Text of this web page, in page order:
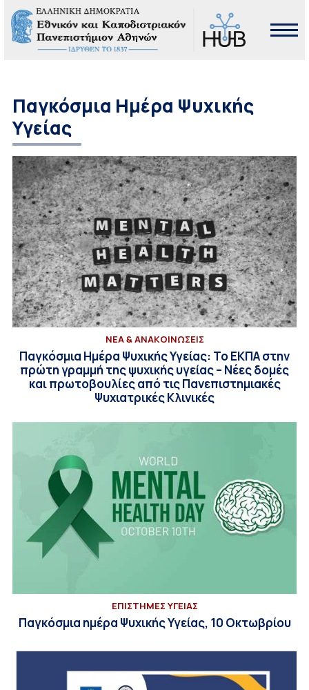
Παγκόσμια Ημέρα Ψυχικής
Υγείας
ΝΕΑ & ΑΝΑΚΟΙΝΩΣΕΙΣ
Παγκόσμια Ημέρα Ψυχικής Υγείας: Το ΕΚΠΑ στην
πρώτη γραμμή της ψυχικής υγείας – Nέες δομές
και πρωτοβουλίες από τις Πανεπιστημιακές
Ψυχιατρικές Κλινικές
ΕΠΙΣΤΗΜΕΣ ΥΓΕΙΑΣ
Παγκόσμια ημέρα Ψυχικής Υγείας, 10 Οκτωβρίου